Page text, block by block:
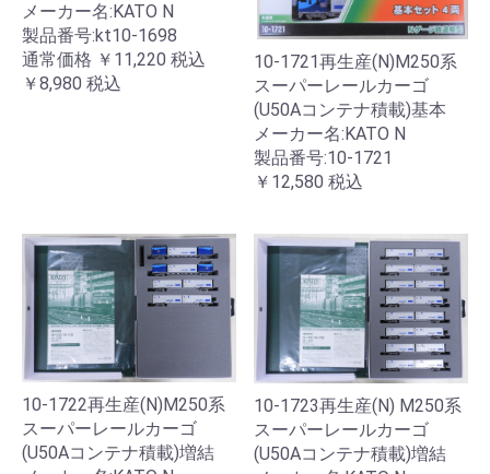
メーカー名:KATO N
製品番号:kt10-1698
通常価格 ￥11,220 税込
￥8,980 税込
10-1721再生産(N)M250系
スーパーレールカーゴ
(U50Aコンテナ積載)基本
メーカー名:KATO N
製品番号:10-1721
￥12,580 税込
10-1722再生産(N)M250系
スーパーレールカーゴ
(U50Aコンテナ積載)増結
10-1723再生産(N) M250系
スーパーレールカーゴ
(U50Aコンテナ積載)増結